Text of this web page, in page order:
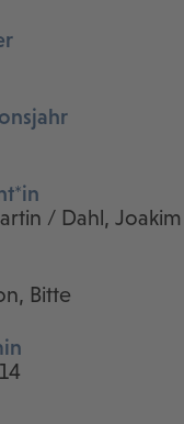
/ Dahl,
Bitte